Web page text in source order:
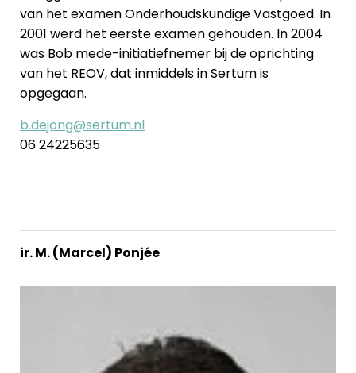
van het examen Onderhoudskundige Vastgoed. In
2001 werd het eerste examen gehouden. In 2004
was Bob mede-initiatiefnemer bij de oprichting
van het REOV, dat inmiddels in Sertum is
opgegaan.
b.dejong@sertum.nl
06 24225635
ir. M. (Marcel) Ponjée